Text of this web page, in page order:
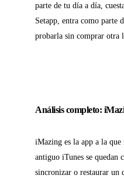
parte de tu día a día,
Setapp, entra como parte
probarla sin comprar otra
Análisis completo:
iMazing es la app a la
antiguo iTunes se quedan
sincronizar o restaurar un